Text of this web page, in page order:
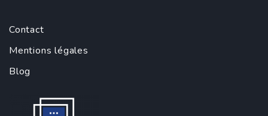
Contact
Mentions légales
Blog